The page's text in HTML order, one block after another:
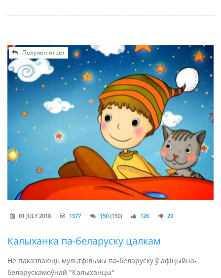
Получен ответ
01 JULY 2018 1577 150 (150) 126 29
Калыханка па-беларуску цалкам
Не паказваюць мультфільмы па-беларуску ў афіцыйна-
беларускамоўнай "Калыханцы"